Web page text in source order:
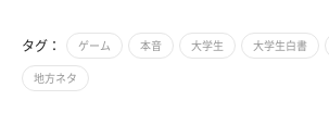
タグ： ゲーム 本音 大学生 大学生白書
地方ネタ